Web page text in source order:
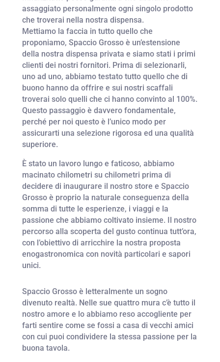
assaggiato personalmente ogni singolo prodotto
che troverai nella nostra dispensa.
Mettiamo la faccia in tutto quello che
proponiamo, Spaccio Grosso è un’estensione
della nostra dispensa privata e siamo stati i primi
clienti dei nostri fornitori. Prima di selezionarli,
uno ad uno, abbiamo testato tutto quello che di
buono hanno da offrire e sui nostri scaffali
troverai solo quelli che ci hanno convinto al 100%.
Questo passaggio è davvero fondamentale,
perché per noi questo è l’unico modo per
assicurarti una selezione rigorosa ed una qualità
superiore.
È stato un lavoro lungo e faticoso, abbiamo
macinato chilometri su chilometri prima di
decidere di inaugurare il nostro store e Spaccio
Grosso è proprio la naturale conseguenza della
somma di tutte le esperienze, i viaggi e la
passione che abbiamo coltivato insieme. Il nostro
percorso alla scoperta del gusto continua tutt’ora,
con l’obiettivo di arricchire la nostra proposta
enogastronomica con novità particolari e sapori
unici.
Spaccio Grosso è letteralmente un sogno
divenuto realtà. Nelle sue quattro mura c’è tutto il
nostro amore e lo abbiamo reso accogliente per
farti sentire come se fossi a casa di vecchi amici
con cui puoi condividere la stessa passione per la
buona tavola.